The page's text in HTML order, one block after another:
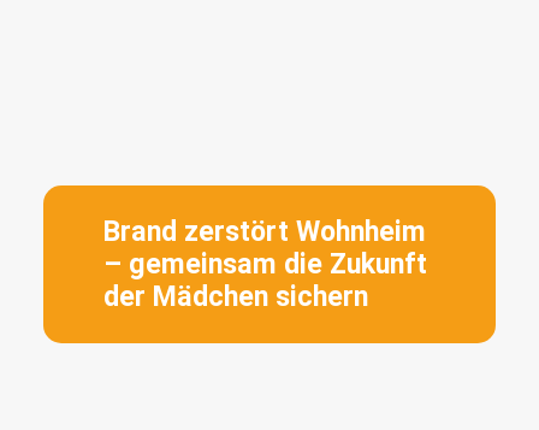
Brand zerstört Wohnheim
– gemeinsam die Zukunft
der Mädchen sichern